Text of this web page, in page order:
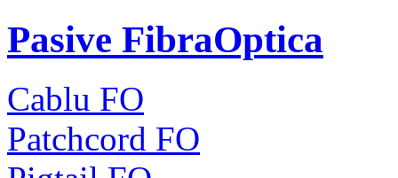
Pasive FibraOptica
Cablu FO
Patchcord FO